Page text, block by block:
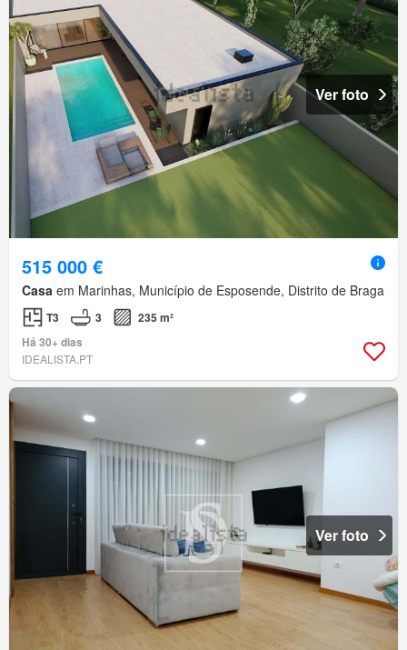
Ver foto
515 000 €
Casa em Marinhas, Município de Esposende, Distrito de Braga
T3 3
235 m²
Há 30+ dias
IDEALISTA.PT
Ver foto